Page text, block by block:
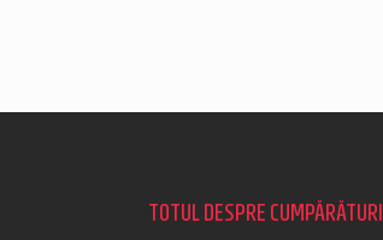
TOTUL DESPRE CUMPĂRĂTURI